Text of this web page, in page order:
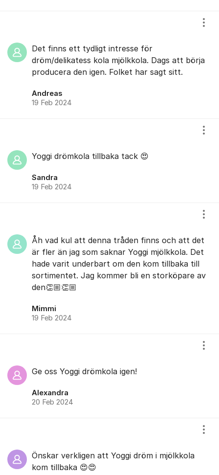
Det finns ett tydligt intresse för
dröm/delikatess kola mjölkkola. Dags att börja
producera den igen. Folket har sagt sitt.
Andreas
19 Feb 2024
Yoggi drömkola tillbaka tack 😍
Sandra
19 Feb 2024
Åh vad kul att denna tråden finns och att det
är fler än jag som saknar Yoggi mjölkkola. Det
hade varit underbart om den kom tillbaka till
sortimentet. Jag kommer bli en storköpare av
den👏🏼👏🏼
Mimmi
19 Feb 2024
Ge oss Yoggi drömkola igen!
Alexandra
20 Feb 2024
Önskar verkligen att Yoggi dröm i mjölkkola
kom tillbaka 😍😍